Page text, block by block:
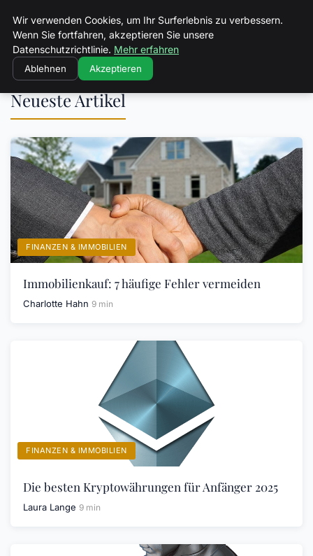
Volkertvandergraaf
Neueste Artikel
FINANZEN & IMMOBILIEN
Immobilienkauf: 7 häufige Fehler vermeiden
Charlotte Hahn 9 min
FINANZEN & IMMOBILIEN
Die besten Kryptowährungen für Anfänger 2025
Laura Lange 9 min
Wir verwenden Cookies, um Ihr Surferlebnis zu verbessern.
Wenn Sie fortfahren, akzeptieren Sie unsere
Datenschutzrichtlinie. Mehr erfahren
Ablehnen Akzeptieren